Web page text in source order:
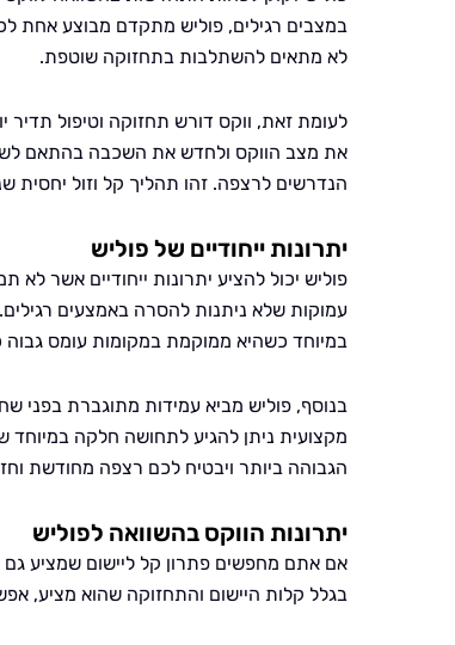
במצבים רגילים, פוליש מתקדם מבוצע אחת
לא מתאים להשתלבות בתחזוקה שוטפת.
לעומת זאת, ווקס דורש תחזוקה וטיפול תדיר
את מצב הווקס ולחדש את השכבה בהתאם
הנדרשים לרצפה. זהו תהליך קל וזול
יתרונות ייחודיים של פוליש
פוליש יכול להציע יתרונות ייחודיים אשר
עמוקות שלא ניתנות להסרה באמצעים
במיוחד כשהיא ממוקמת במקומות עומס גבוה
בנוסף, פוליש מביא עמידות מתוגברת בפני
מקצועית ניתן להגיע לתחושה חלקה במיוחד
הגבוהה ביותר ויבטיח לכם רצפה מחודשת
יתרונות הווקס בהשוואה לפוליש
אם אתם מחפשים פתרון קל ליישום שמציע גם
בגלל קלות היישום והתחזוקה שהוא מציע,